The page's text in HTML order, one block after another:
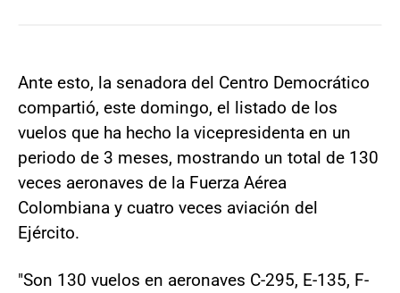
Ante esto, la senadora del Centro Democrático
compartió, este domingo, el listado de los
vuelos que ha hecho la vicepresidenta en un
periodo de 3 meses, mostrando un total de 130
veces aeronaves de la Fuerza Aérea
Colombiana y cuatro veces aviación del
Ejército.
"Son 130 vuelos en aeronaves C-295, E-135, F-